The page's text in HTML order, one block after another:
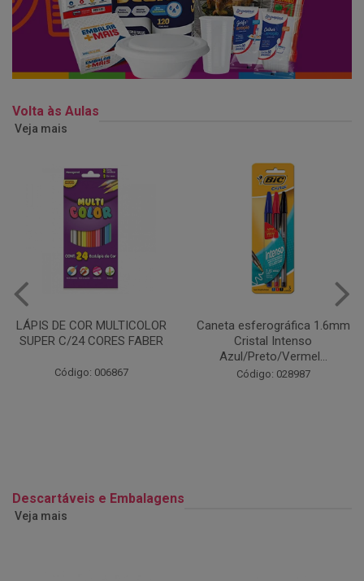
Volta às Aulas
Veja mais
Caneta esferográfica 1.6mm
Cristal Intenso
Código: 028987
COLA EM BASTÃO 40G - LEO
& LEO
Código: 028164
Descartáveis e Embalagens
Veja mais